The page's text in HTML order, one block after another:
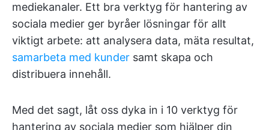
mediekanaler. Ett bra verktyg för hantering av
sociala medier ger byråer lösningar för allt
viktigt arbete: att analysera data, mäta resultat,
samarbeta med kunder samt skapa och
distribuera innehåll.
Med det sagt, låt oss dyka in i 10 verktyg för
hantering av sociala medier som hjälper din